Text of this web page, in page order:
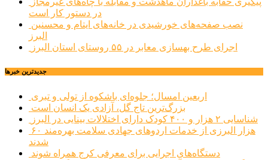
در دستور کار است
البرز
اجرای طرح بهسازی معابر در ۵۵ روستای استان البرز
جديدترين خبرها
اربعین امسال؛ جلوه‌ای باشکوه از تولی و تبری
بزرگ‌ترین تاج گل، آزادی یک انسان است
شناسایی ۲ هزار و ۴۰۰ کودک دارای اختلالات بینایی در البرز
۶۰ هزار البرزی از خدمات اردوهای جهادی سلامت بهره‌مند
شدند
دستگاه‌های اجرایی برای معرفی کرج همراه شوند